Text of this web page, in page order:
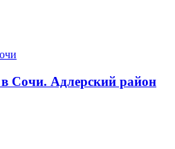
Сочи. Адлерский район